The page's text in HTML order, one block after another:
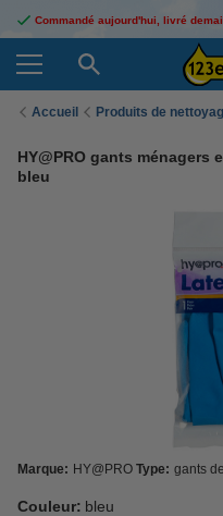
Commandé aujourd'hui, livré
Accueil Produits de
HY@PRO gants ménagers
bleu
Marque: HY@PRO Type: gants
Couleur: bleu